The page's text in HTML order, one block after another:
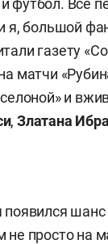
я, большой
газету
матчи
и
,Златана
шанс
не просто на